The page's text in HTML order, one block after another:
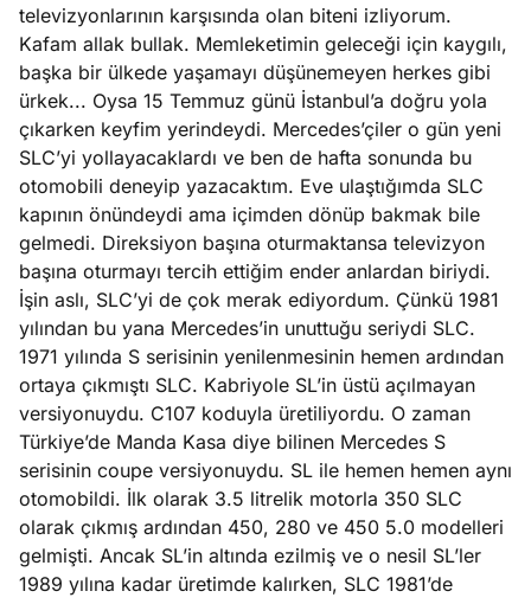
televizyonlarının karşısında olan biteni izliyorum.
Kafam allak bullak. Memleketimin geleceği için kaygılı,
başka bir ülkede yaşamayı düşünemeyen herkes gibi
ürkek... Oysa 15 Temmuz günü İstanbul’a doğru yola
çıkarken keyfim yerindeydi. Mercedes’çiler o gün yeni
SLC’yi yollayacaklardı ve ben de hafta sonunda bu
otomobili deneyip yazacaktım. Eve ulaştığımda SLC
kapının önündeydi ama içimden dönüp bakmak bile
gelmedi. Direksiyon başına oturmaktansa televizyon
başına oturmayı tercih ettiğim ender anlardan biriydi.
İşin aslı, SLC’yi de çok merak ediyordum. Çünkü 1981
yılından bu yana Mercedes’in unuttuğu seriydi SLC.
1971 yılında S serisinin yenilenmesinin hemen ardından
ortaya çıkmıştı SLC. Kabriyole SL’in üstü açılmayan
versiyonuydu. C107 koduyla üretiliyordu. O zaman
Türkiye’de Manda Kasa diye bilinen Mercedes S
serisinin coupe versiyonuydu. SL ile hemen hemen aynı
otomobildi. İlk olarak 3.5 litrelik motorla 350 SLC
olarak çıkmış ardından 450, 280 ve 450 5.0 modelleri
gelmişti. Ancak SL’in altında ezilmiş ve o nesil SL’ler
1989 yılına kadar üretimde kalırken, SLC 1981’de